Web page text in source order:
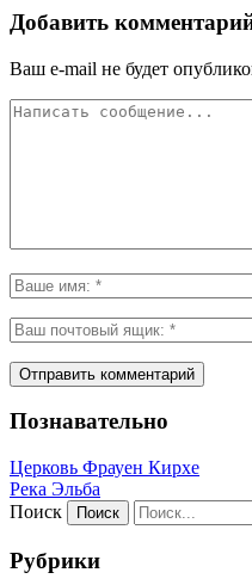
Добавить
Ваш e-mail не будет
Познавательно
Церковь Фрауен Кирхе
Река Эльба
Поиск
Рубрики